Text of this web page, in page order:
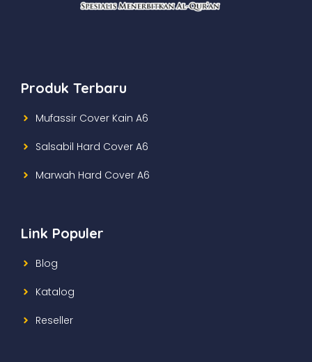
Produk Terbaru
Mufassir Cover Kain A6
Salsabil Hard Cover A6
Marwah Hard Cover A6
Link Populer
Blog
Katalog
Reseller